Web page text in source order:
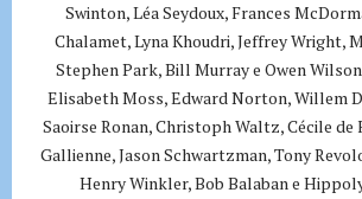
Swinton, Léa Seydoux, Frances
Chalamet, Lyna Khoudri, Jeffrey Wright,
Stephen Park, Bill Murray e Owen
Elisabeth Moss, Edward Norton, Willem
Saoirse Ronan, Christoph Waltz, Cécile de
Gallienne, Jason Schwartzman, Tony
Henry Winkler, Bob Balaban e